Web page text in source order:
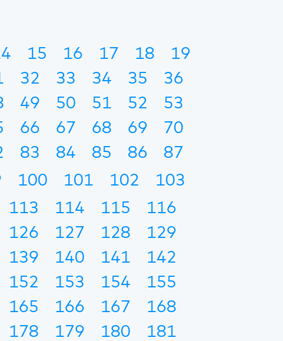
15 16 17 18
19
32 33 34 35
36
49 50 51 52
53
66 67 68 69
70
83 84 85 86
87
100 101 102
103
113 114 115
116
126 127 128
129
139 140 141
142
152 153 154
155
165 166 167
168
178 179 180
181